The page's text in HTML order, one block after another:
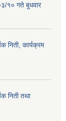
१० गते बुधवार
निती, कार्यक्रम
निती तथा